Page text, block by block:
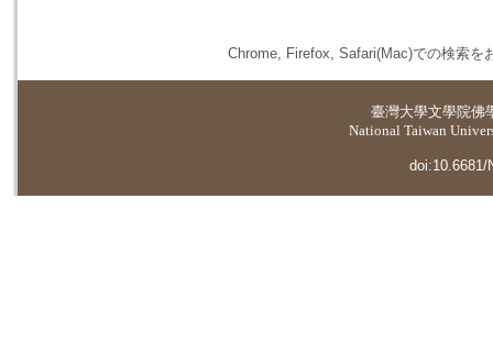
Chrome, Firefox, Safari(Mac)での検索を
臺灣大學文學院佛
National Taiwan
doi:10.6681/